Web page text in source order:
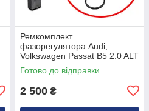
Ремкомплект
фазорегулятора Audi,
Volkswagen Passat B5 2.0 ALT
Готово до відправки
2 500 ₴